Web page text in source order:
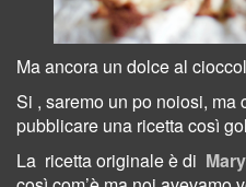
Maancora un dolce al
Si , saremo un po noiosi, ma
pubblicare una ricetta così
La ricetta originale è di